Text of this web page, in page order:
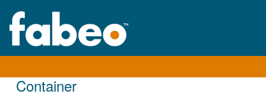
Container